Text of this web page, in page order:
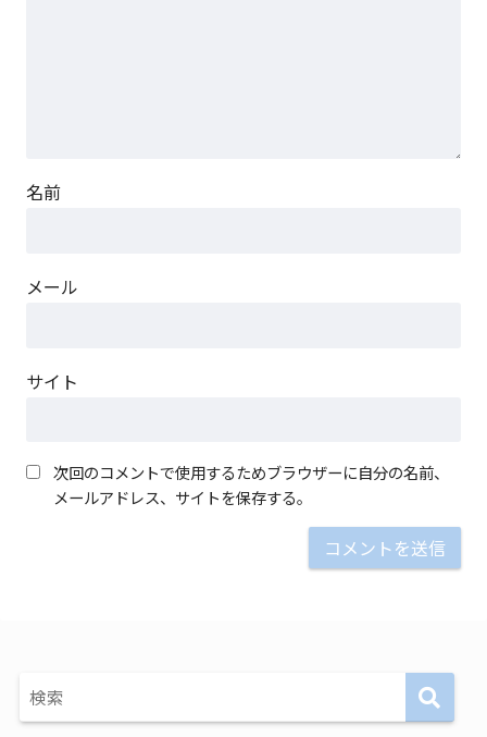
名前
メール
サイト
次回のコメントで使用するためブラウザーに自分の名前、
メールアドレス、サイトを保存する。